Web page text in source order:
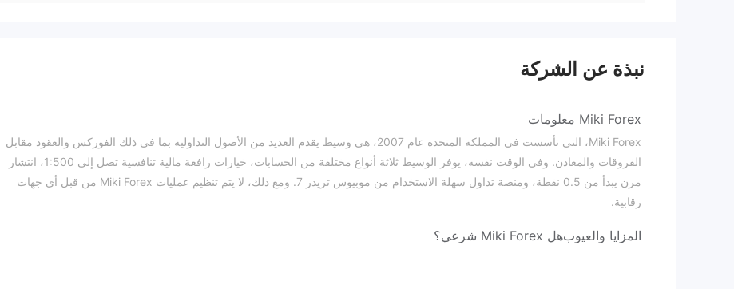
نبذة عن الشركة
Miki Forex معلومات
Miki Forex، التي تأسست في المملكة المتحدة عام 2007، هي وسيط يقدم العديد من الأصول التداولية بما في ذلك الفوركس والعقود مقابل
الفروقات والمعادن. وفي الوقت نفسه، يوفر الوسيط ثلاثة أنواع مختلفة من الحسابات، خيارات رافعة مالية تنافسية تصل إلى 1:500، انتشار
مرن يبدأ من 0.5 نقطة، ومنصة تداول سهلة الاستخدام من موبيوس تريدر 7. ومع ذلك، لا يتم تنظيم عمليات Miki Forex من قبل أي جهات
رقابية.
المزايا والعيوبهل Miki Forex شرعي؟